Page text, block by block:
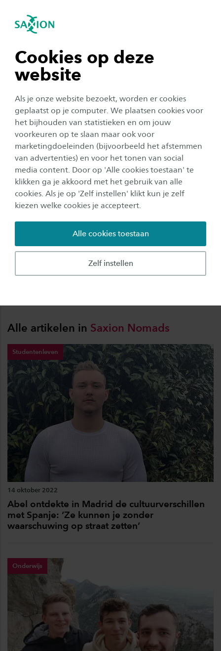
Cookies op deze
website
Als je onze website bezoekt, worden er cookies
geplaatst op je computer. We plaatsen cookies voor
het bijhouden van statistieken en om jouw
voorkeuren op te slaan maar ook voor
marketingdoeleinden (bijvoorbeeld het afstemmen
van advertenties) en voor het tonen van social
media content. Door op 'Alle cookies toestaan' te
klikken ga je akkoord met het gebruik van alle
cookies. Als je op 'Zelf instellen' klikt kun je zelf
kiezen welke cookies je accepteert.
Zelf instellen
Alle cookies toestaan
Navigatie openen
tonen
tonen
tonen
tonen
sluiten
Saxion Nomads
Veel studenten hebben het op hun bucketlist
staan: reizen. Maar waarom wachten tot je je
papiertje hebt? Elk jaar slaan tal van Saxion-
Alle artikelen in Saxion Nomads
Studentenleven
14 oktober 2022
Abel ontdekte in Madrid de cultuurverschillen
met Spanje: ‘Ze kunnen je zonder
waarschuwing op straat zetten’
Onderwijs